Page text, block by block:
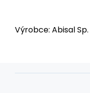
Výrobce: Abisal